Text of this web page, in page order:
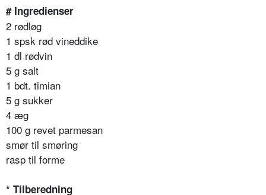
# Ingredienser
2 rødløg
1 spsk rød vineddike
1 dl rødvin
5 g salt
1 bdt. timian
5 g sukker
4 æg
100 g revet parmesan
smør til smøring
rasp til forme
* Tilberedning